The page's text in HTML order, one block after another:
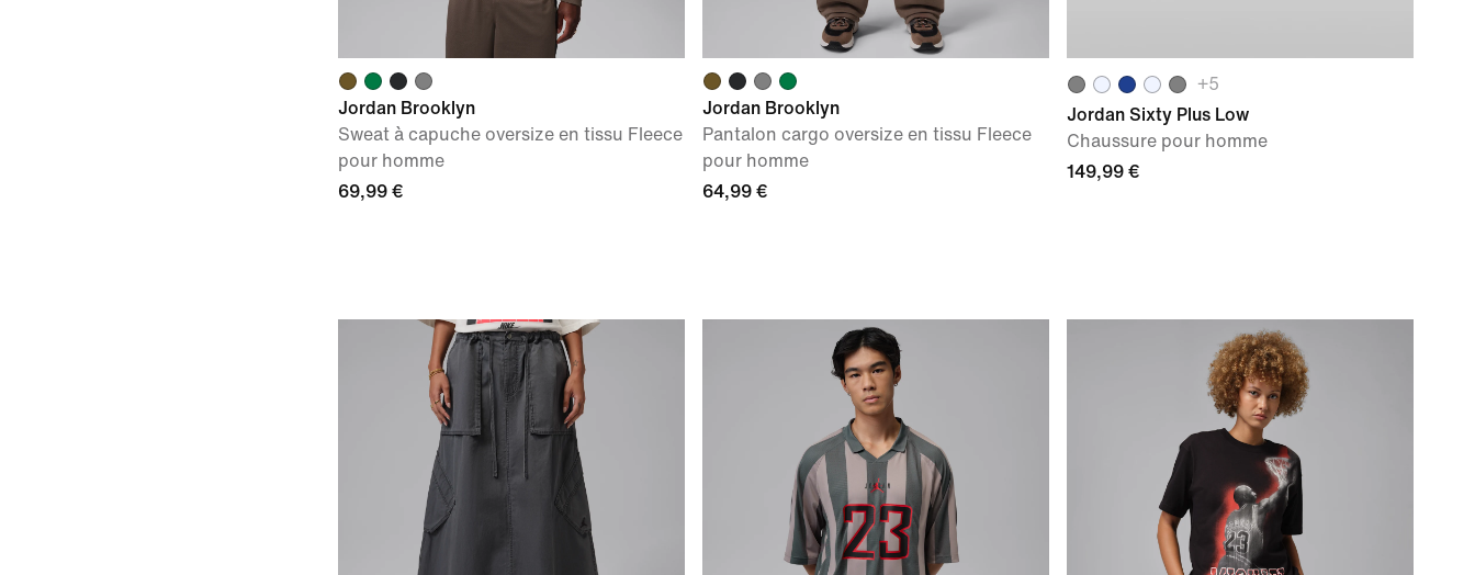
Jordan Brooklyn
Sweat à capuche oversize en tissu Fleece
pour homme
69,99 €
Jordan Brooklyn
Pantalon cargo oversize en tissu Fleece
pour homme
64,99 €
+5
Jordan Sixty Plus Low
Chaussure pour homme
149,99 €